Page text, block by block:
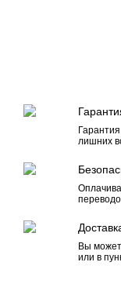
лишних
Вы
или в